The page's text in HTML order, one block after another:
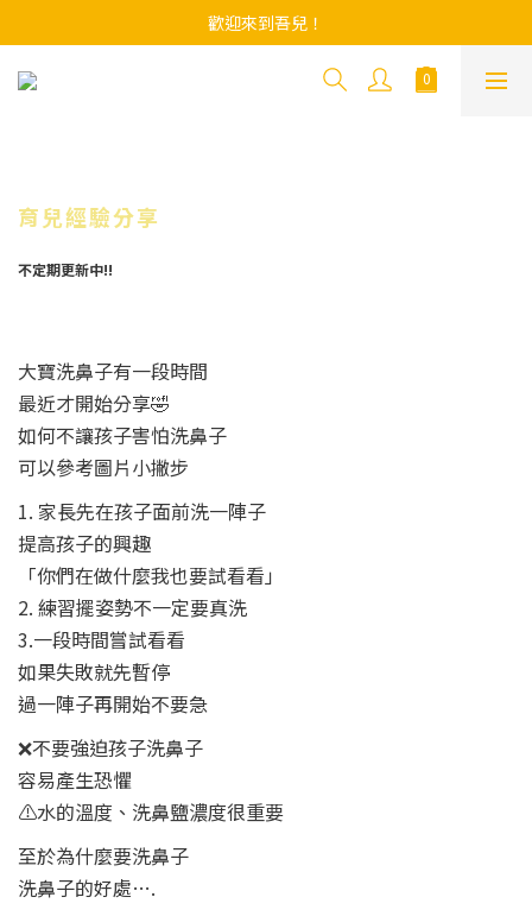
歡迎來到吾兒！
育兒經驗分享
不定期更新中!!
大寶洗鼻子有一段時間
最近才開始分享🤣
如何不讓孩子害怕洗鼻子
可以參考圖片小撇步
1. 家長先在孩子面前洗一陣子
提高孩子的興趣
「你們在做什麼我也要試看看」
2. 練習擺姿勢不一定要真洗
3.一段時間嘗試看看
如果失敗就先暫停
過一陣子再開始不要急
❌不要強迫孩子洗鼻子
容易產生恐懼
⚠️水的溫度、洗鼻鹽濃度很重要
至於為什麼要洗鼻子
洗鼻子的好處….